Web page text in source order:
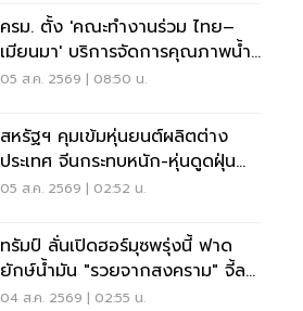
ครม. ตั้ง 'คณะทำงานร่วม ไทย–
เมียนมา' บริการจัดการคุณภาพน้ำ
ข้ามแดน
05 ส.ค. 2569 | 08:50 น.
สหรัฐฯ คุมเข้มหุ่นยนต์ผลิตต่าง
ประเทศ จีนกระทบหนัก-หุ่นดูดฝุ่น
โดนด้วย
05 ส.ค. 2569 | 02:52 น.
ทรัมป์ ลั่นเปิดฮอร์มุซพรุ่งนี้ ฟาด
ยักษ์น้ำมัน "รวยจากสงคราม" จี้ลด
ราคาด่วน
04 ส.ค. 2569 | 02:55 น.